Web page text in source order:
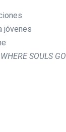
jóvenes
WHERE SOULS GO